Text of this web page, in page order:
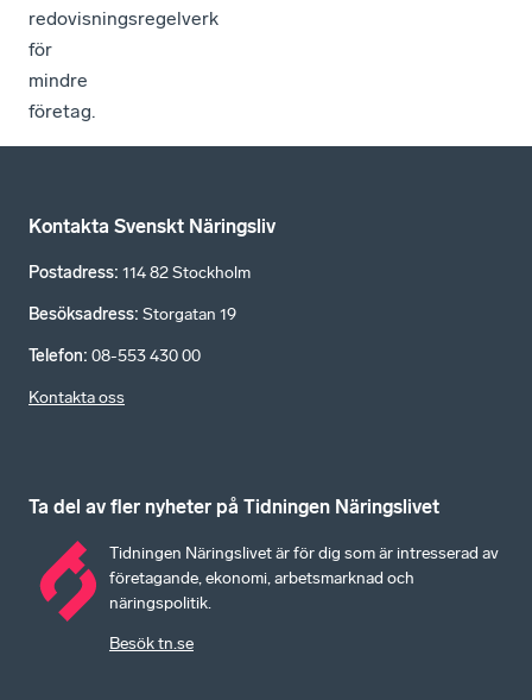
redovisningsregelverk
för
mindre
företag.
Kontakta Svenskt Näringsliv
Postadress: 114 82 Stockholm
Besöksadress: Storgatan 19
Telefon: 08-553 430 00
Kontakta oss
Ta del av fler nyheter på Tidningen Näringslivet
Tidningen Näringslivet är för dig som är intresserad av
företagande, ekonomi, arbetsmarknad och
näringspolitik.
Besök tn.se